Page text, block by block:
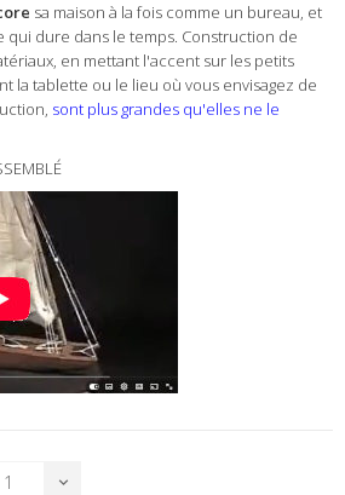
sa maison à la fois comme un bureau, et
qui dure dans le temps. Construction de
en mettant l'accent sur ​​les petits
la tablette ou le lieu où vous envisagez de
sont plus grandes qu'elles ne le